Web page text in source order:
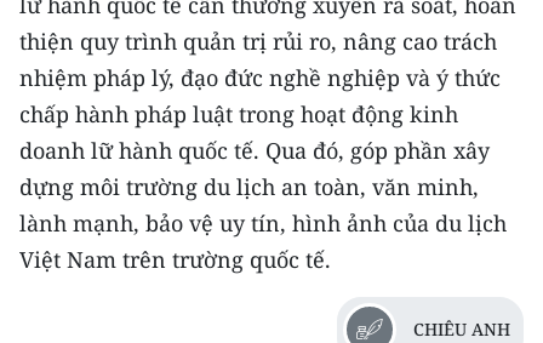
thiện quy trình quản trị rủi ro, nâng cao trách
nhiệm pháp lý, đạo đức nghề nghiệp và ý thức
chấp hành pháp luật trong hoạt động kinh
doanh lữ hành quốc tế. Qua đó, góp phần xây
dựng môi trường du lịch an toàn, văn minh,
lành mạnh, bảo vệ uy tín, hình ảnh của du lịch
Việt Nam trên trường quốc tế.
CHIÊU ANH